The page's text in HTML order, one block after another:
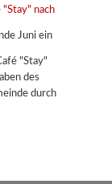
nach
Juni ein
"Stay"
des
durch